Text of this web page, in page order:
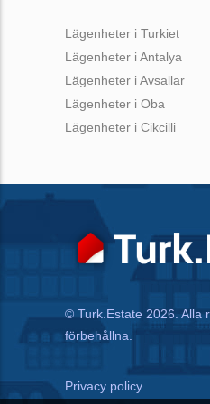
Lägenheter i Turkiet
Lägenheter i Antalya
Lägenheter i Avsallar
Lägenheter i Oba
Lägenheter i Cikcilli
© Turk.Estate 2026. Alla
förbehållna.
Privacy policy